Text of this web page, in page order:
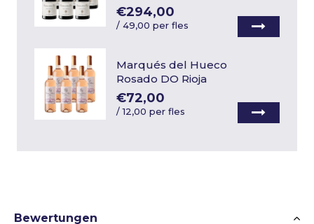
€294,00
/49,00 per fles
Marqués del Hueco
Rosado DO Rioja
€72,00
/12,00 per fles
Bewertungen